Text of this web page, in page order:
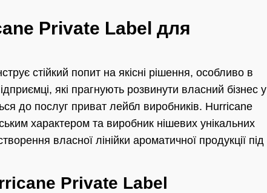
Private Label для
стійкий попит на якісні рішення, особливо в
які прагнують розвинути власний бізнес у
до послуг приват лейбл виробників. Hurricane
характером та виробник нішевих унікальних
власної лінійки ароматичної продукції під
Private Label